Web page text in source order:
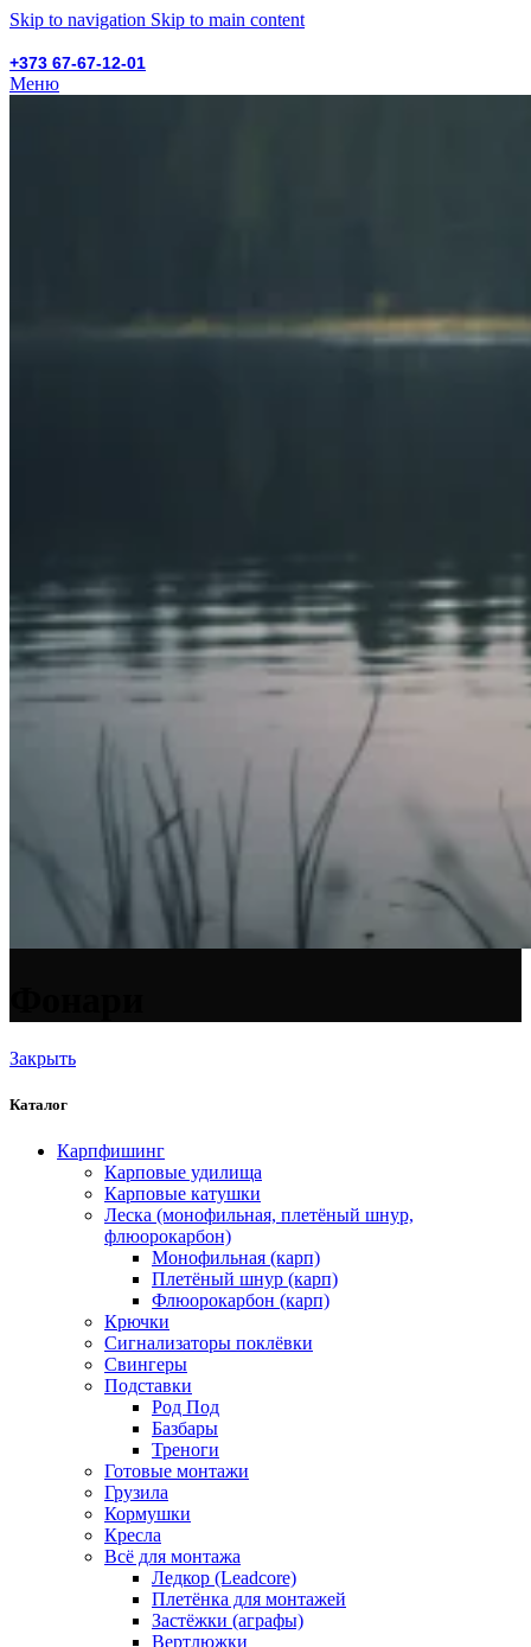
Skip to navigation Skip to main content
+373 67-67-12-01
Меню
Закрыть
Каталог
Карпфишинг
Карповые удилища
Карповые катушки
Леска (монофильная, плетёный шнур,
флюорокарбон)
Монофильная (карп)
Плетёный шнур (карп)
Флюорокарбон (карп)
Крючки
Сигнализаторы поклёвки
Свингеры
Подставки
Род Под
Базбары
Треноги
Готовые монтажи
Грузила
Кормушки
Кресла
Всё для монтажа
Ледкор (Leadcore)
Плетёнка для монтажей
Застёжки (аграфы)
Вертлюжки